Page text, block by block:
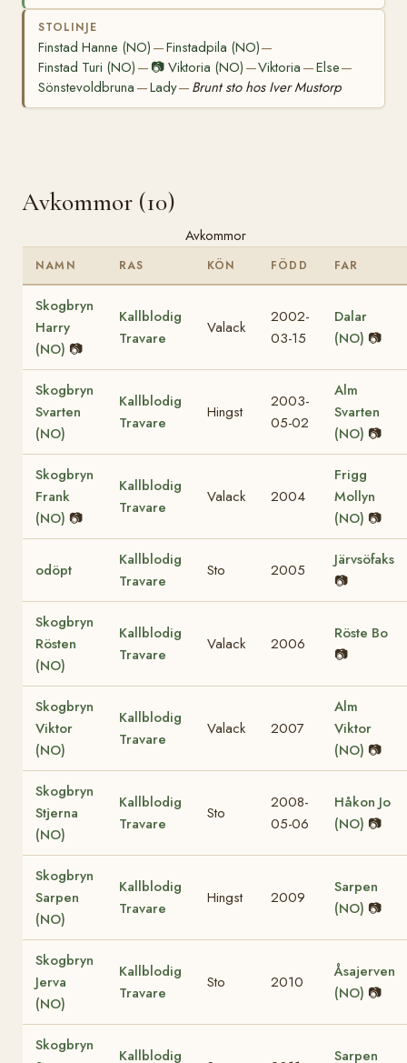
STOLINJE
Finstad Hanne (NO) —Finstadpila (NO)—
Finstad Turi (NO) — 📷Viktoria (NO) —Viktoria —Else—
Sönstevoldbruna —Lady— Brunt sto hos Iver Mustorp
Avkommor (10)
Avkommor
NAMN RAS KÖN FÖDD FAR
Skogbryn
Harry
(NO) 📷
Kallblodig
Travare
Valack
2002-
03-15
Dalar
(NO) 📷
Skogbryn
Svarten
(NO)
Kallblodig
Travare
Hingst
2003-
05-02
Alm
Svarten
(NO) 📷
Skogbryn
Frank
(NO) 📷
Kallblodig
Travare
Valack 2004
Frigg
Mollyn
(NO) 📷
odöpt
Kallblodig
Travare
Sto 2005
Järvsöfaks
📷
Skogbryn
Rösten
(NO)
Kallblodig
Travare
Valack 2006
Röste Bo
📷
Skogbryn
Viktor
(NO)
Kallblodig
Travare
Valack 2007
Alm
Viktor
(NO) 📷
Skogbryn
Stjerna
(NO)
Kallblodig
Travare
Sto
2008-
05-06
Håkon Jo
(NO) 📷
Skogbryn
Sarpen
(NO)
Kallblodig
Travare
Hingst 2009
Sarpen
(NO) 📷
Skogbryn
Jerva
(NO)
Kallblodig
Travare
Sto 2010
Åsajerven
(NO) 📷
Skogbryn
Kallblodig Sarpen